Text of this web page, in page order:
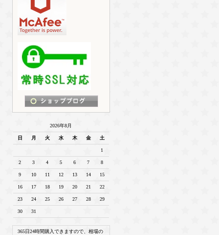
2026年8月
日 月 火 水 木 金 土
1
2 3 4 5 6 7 8
9 10 11 12 13 14 15
16 17 18 19 20 21 22
23 24 25 26 27 28 29
30 31
365日24時間購入できますので、相場の